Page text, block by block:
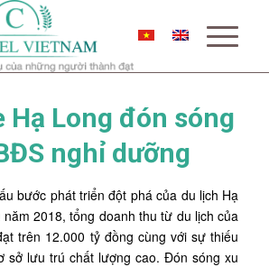
Hạ Long đón sóng
nghỉ dưỡng
bước phát triển đột phá của du lịch Hạ
2018, tổng doanh thu từ du lịch của
trên 12.000 tỷ đồng cùng với sự thiếu
sở lưu trú chất lượng cao. Đón sóng xu